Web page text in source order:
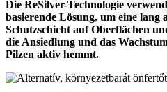
Die ReSilver-Technologie
basierende Lösung, um eine
Schutzschicht auf Oberflächen
die Ansiedlung und das
Pilzen aktiv hemmt.